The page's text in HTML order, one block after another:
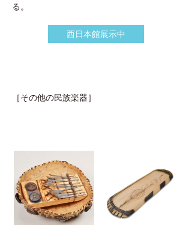
る。
西日本館展示中
［その他の民族楽器］